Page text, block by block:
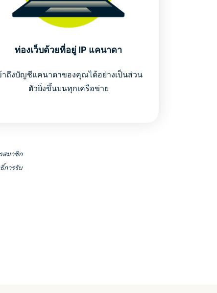
ท่องเว็บด้วยที่อยู่ IP แคนาดา
าถึงบัญชีแคนาดาของคุณได้อย่างเป็นส่วน
ตัวยิ่งขึ้นบนทุกเครือข่าย
สมาชิก
การรับ